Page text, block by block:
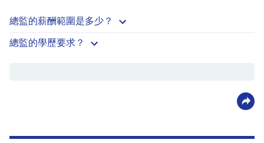
總監的薪酬範圍是多少？
總監的學歷要求？